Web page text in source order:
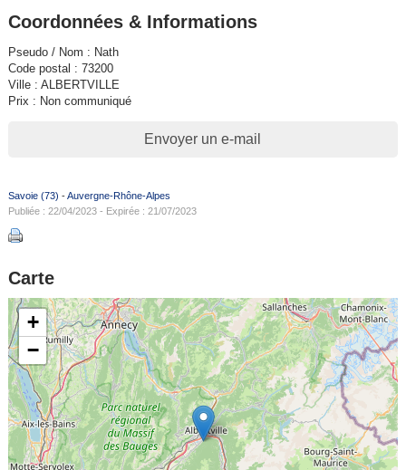
Coordonnées & Informations
Pseudo / Nom : Nath
Code postal : 73200
Ville : ALBERTVILLE
Prix : Non communiqué
Envoyer un e-mail
Savoie (73) -Auvergne-Rhône-Alpes
Publiée : 22/04/2023 - Expirée : 21/07/2023
Carte
+
−